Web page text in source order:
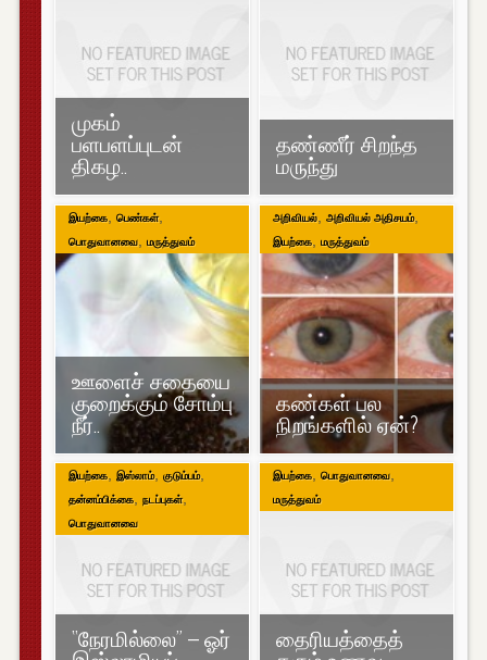
முகம்
பளபளப்புடன்
திகழ..
தண்ணீர் சிறந்த
மருந்து
இயற்கை, பெண்கள்,
பொதுவானவை, மருத்துவம்
ஊளைச் சதையை
குறைக்கும் சோம்பு
நீர்..
அறிவியல், அறிவியல் அதிசயம்,
இயற்கை, மருத்துவம்
கண்கள் பல
நிறங்களில் ஏன்?
இயற்கை, இஸ்லாம், குடும்பம்,
தன்னம்பிக்கை, நடப்புகள்,
பொதுவானவை
“நேரமில்லை” – ஓர்
இயற்கை, பொதுவானவை,
மருத்துவம்
தைரியத்தைத்